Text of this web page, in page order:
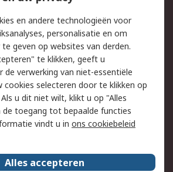
Email veiligheid
Websitevoorwaarden
en andere technologieën voor
personalisatie en om
geven op websites van derden.
te klikken, geeft u
verwerking van niet-essentiële
cookies selecteren door te klikken op
u dit niet wilt, klikt u op "Alles
de toegang tot bepaalde functies
vindt u in ons cookiebeleid
Alles accepteren